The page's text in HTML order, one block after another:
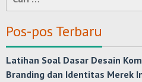
untuk:
Pos-pos Terbaru
Latihan Soal Dasar Desain
Branding dan Identitas Merek